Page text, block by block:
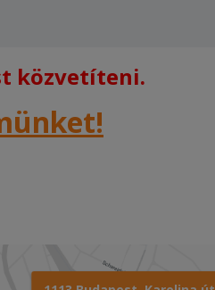
közvetíteni.